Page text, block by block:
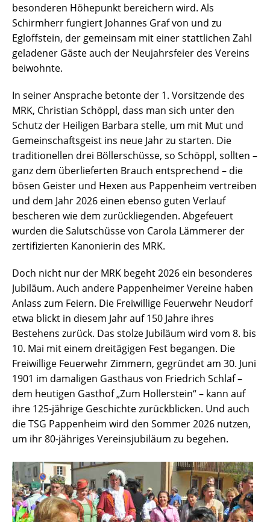
besonderen Höhepunkt bereichern wird. Als
Schirmherr fungiert Johannes Graf von und zu
Egloffstein, der gemeinsam mit einer stattlichen Zahl
geladener Gäste auch der Neujahrsfeier des Vereins
beiwohnte.
In seiner Ansprache betonte der 1. Vorsitzende des
MRK, Christian Schöppl, dass man sich unter den
Schutz der Heiligen Barbara stelle, um mit Mut und
Gemeinschaftsgeist ins neue Jahr zu starten. Die
traditionellen drei Böllerschüsse, so Schöppl, sollten –
ganz dem überlieferten Brauch entsprechend – die
bösen Geister und Hexen aus Pappenheim vertreiben
und dem Jahr 2026 einen ebenso guten Verlauf
bescheren wie dem zurückliegenden. Abgefeuert
wurden die Salutschüsse von Carola Lämmerer der
zertifizierten Kanonierin des MRK.
Doch nicht nur der MRK begeht 2026 ein besonderes
Jubiläum. Auch andere Pappenheimer Vereine haben
Anlass zum Feiern. Die Freiwillige Feuerwehr Neudorf
etwa blickt in diesem Jahr auf 150 Jahre ihres
Bestehens zurück. Das stolze Jubiläum wird vom 8. bis
10. Mai mit einem dreitägigen Fest begangen. Die
Freiwillige Feuerwehr Zimmern, gegründet am 30. Juni
1901 im damaligen Gasthaus von Friedrich Schlaf –
dem heutigen Gasthof „Zum Hollerstein“ – kann auf
ihre 125-jährige Geschichte zurückblicken. Und auch
die TSG Pappenheim wird den Sommer 2026 nutzen,
um ihr 80-jähriges Vereinsjubiläum zu begehen.